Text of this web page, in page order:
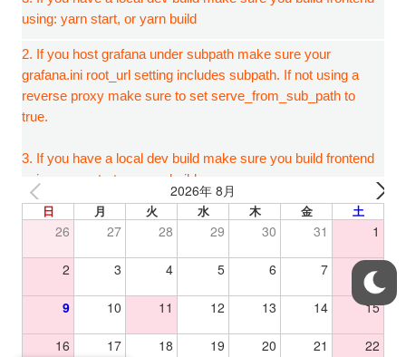
2026年 8月
日 月 火 水 木 金 土
26 27 28 29 30 31 1
2 3 4 5 6 7 8
9 10 11 12 13 14 15
16 17 18 19 20 21 22